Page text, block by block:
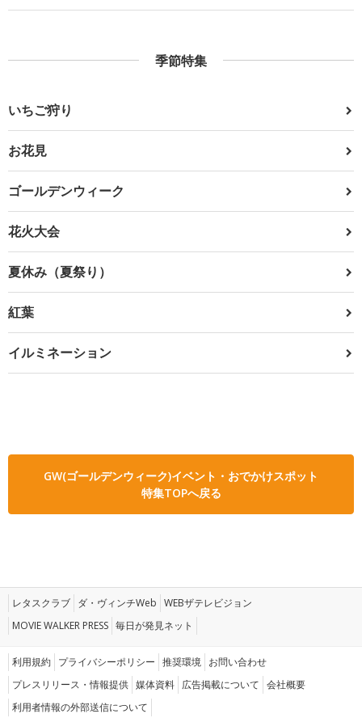
季節特集
いちご狩り
お花見
ゴールデンウィーク
花火大会
夏休み（夏祭り）
紅葉
イルミネーション
GW(ゴールデンウィーク)イベント・おでかけスポット
特集TOPへ戻る
レタスクラブ ダ・ヴィンチWeb WEBザテレビジョン
MOVIE WALKER PRESS 毎日が発見ネット
利用規約 プライバシーポリシー 推奨環境 お問い合わせ
プレスリリース・情報提供 媒体資料 広告掲載について 会社概要
利用者情報の外部送信について